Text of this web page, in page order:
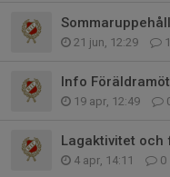
21 jun, 12:29 1
Info
19 apr, 12:49
Lagaktivitet
4 apr, 14:11 0